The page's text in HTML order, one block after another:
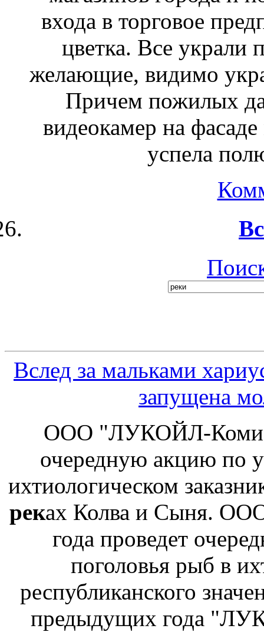
входа в торговое
цветка. Все украли
желающие, видимо
Причем пожилых
видеокамер на
успела
Вслед за мальками
запущена
ООО "ЛУКОЙЛ-Коми"
очередную акцию по
ихтиологическом
реках Колва и Сыня.
года проведет
поголовья рыб в
республиканского
предыдущих года